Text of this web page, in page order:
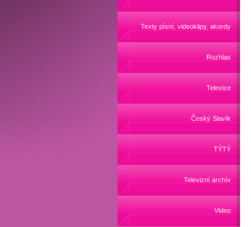
Texty písní, videoklipy, akordy
Rozhlas
Televize
Český Slavík
TÝTÝ
Televizní archív
Video